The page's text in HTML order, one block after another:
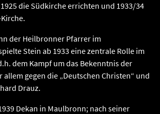
die Südkirche errichten und 1933/34
der Heilbronner Pfarrer im
Stein ab 1933 eine zentrale Rolle im
dem Kampf um das Bekenntnis der
allem gegen die „Deutschen Christen“ und
Drauz.
Dekan in Maulbronn; nach seiner